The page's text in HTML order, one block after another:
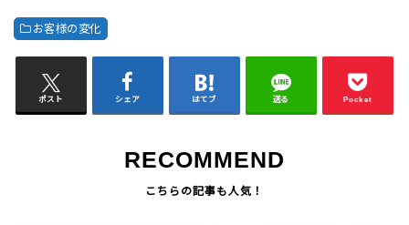
お客様の変化
ポスト シェア はてブ 送る Pocket
RECOMMEND